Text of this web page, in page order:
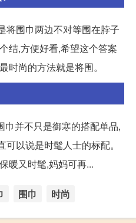
将围巾两边不对等围在脖子
结,方便好看,希望这个答案
时尚的方法就是将围。
巾并不只是御寒的搭配单品,
以说是时髦人士的标配。
暖又时髦,妈妈可再...
围巾 时尚